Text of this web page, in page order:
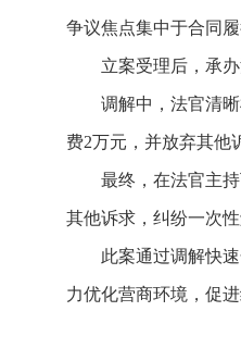
争议焦点集中于合同履
立案受理后，承
调解中，法官清
费2万元，并放弃其他
最终，在法官主
其他诉求，纠纷一次
此案通过调解快
力优化营商环境，促